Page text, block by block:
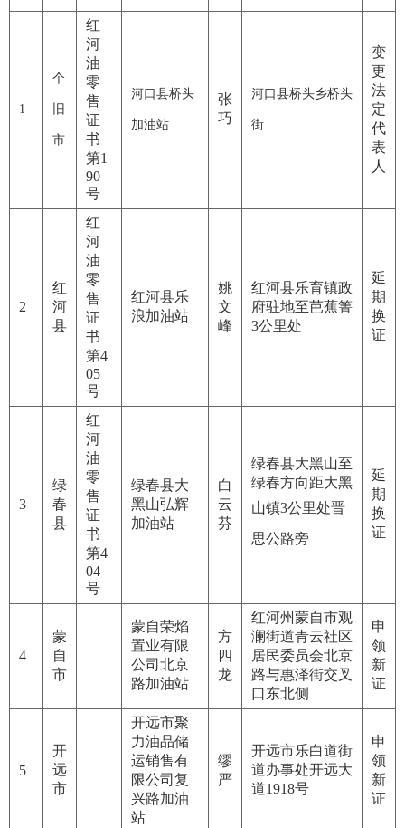
1
个
旧
市
红
河
油
零
售
证
书
第1
90
号
河口县桥头
加油站
张
巧
河口县桥头乡桥头
街
变
更
法
定
代
表
人
2
红
河
县
红
河
油
零
售
证
书
第4
05
号
红河县乐
浪加油站
姚
文
峰
红河县乐育镇政
府驻地至芭蕉箐
3公里处
延
期
换
证
3
绿
春
县
红
河
油
零
售
证
书
第4
04
号
绿春县大
黑山弘辉
加油站
白
云
芬
绿春县大黑山至
绿春方向距大黑
山镇3公里处晋
思公路旁
延
期
换
证
4
蒙
自
市
蒙自荣焰
置业有限
公司北京
路加油站
方
四
龙
红河州蒙自市观
澜街道青云社区
居民委员会北京
路与惠泽街交叉
口东北侧
申
领
新
证
5
开
远
市
开远市聚
力油品储
运销售有
限公司复
兴路加油
站
缪
严
开远市乐白道街
道办事处开远大
道1918号
申
领
新
证